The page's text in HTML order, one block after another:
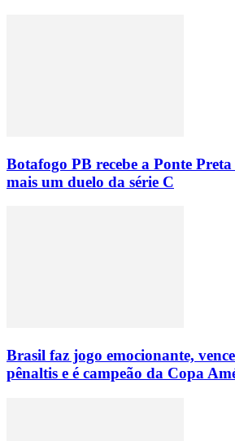
Botafogo PB recebe a Ponte
mais um duelo da série C
Brasil faz jogo emocionante,
pênaltis e é campeão da Copa